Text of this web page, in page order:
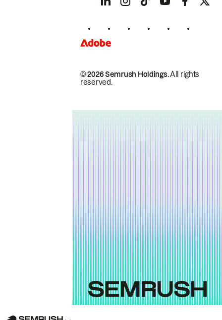
© 2026 Semrush Holdings.All rights
reserved.